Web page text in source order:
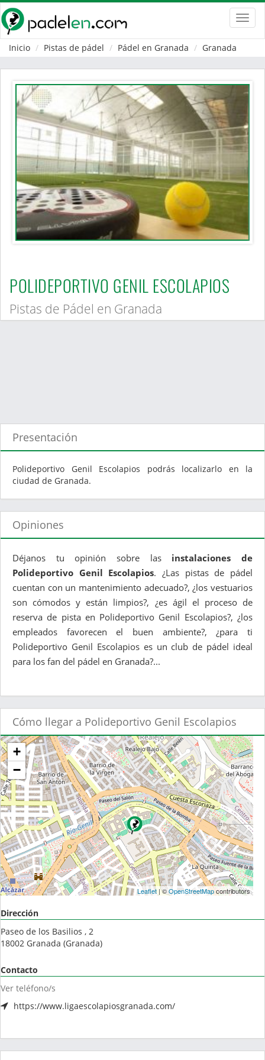
Inicio
Pistas de pádel Pádel en Granada Granada
POLIDEPORTIVO GENIL ESCOLAPIOS
Pistas de Pádel en Granada
Presentación
Polideportivo Genil Escolapios podrás localizarlo en la
ciudad de Granada.
Opiniones
Déjanos tu opinión sobre las instalaciones de
Polideportivo Genil Escolapios. ¿Las pistas de pádel
cuentan con un mantenimiento adecuado?, ¿los vestuarios
son cómodos y están limpios?, ¿es ágil el proceso de
reserva de pista en Polideportivo Genil Escolapios?, ¿los
empleados favorecen el buen ambiente?, ¿para ti
Polideportivo Genil Escolapios es un club de pádel ideal
para los fan del pádel en Granada?...
Cómo llegar a Polideportivo Genil Escolapios
+
−
Leaflet| ©OpenStreetMapcontributors
Dirección
Paseo de los Basilios , 2
18002 Granada (Granada)
Contacto
Ver teléfono/s
https://www.ligaescolapiosgranada.com/